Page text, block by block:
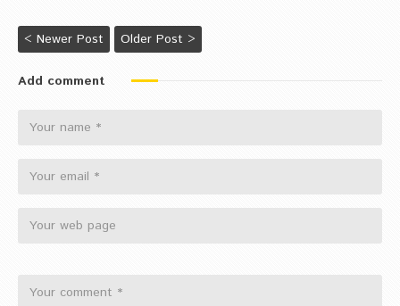
< Newer Post Older Post >
Add comment